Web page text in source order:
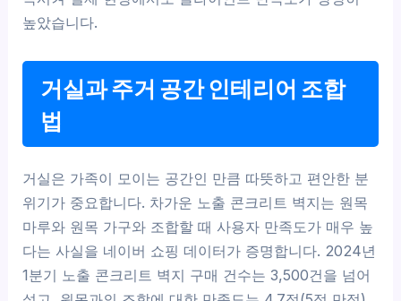
높았습니다.
거실과 주거 공간 인테리어 조합
법
거실은 가족이 모이는 공간인 만큼 따뜻하고 편안한 분
위기가 중요합니다. 차가운 노출 콘크리트 벽지는 원목
마루와 원목 가구와 조합할 때 사용자 만족도가 매우 높
다는 사실을 네이버 쇼핑 데이터가 증명합니다. 2024년
1분기 노출 콘크리트 벽지 구매 건수는 3,500건을 넘어